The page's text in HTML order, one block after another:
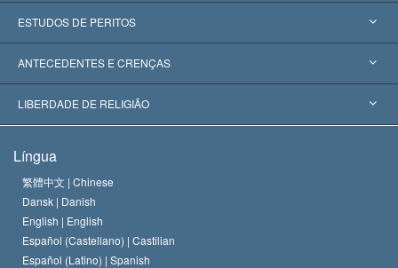
Estados Unidos
Reconhecimentos Mundiais
Decisões Históricas
ESTUDOS DE PERITOS
Apreciações por Categoria
Os Peritos Mais Proeminentes do Mundo
ANTECEDENTES E CRENÇAS
L. Ron Hubbard
O Credo da Igreja de Scientology
O Código de Um Scientologist
David Miscavige
LIBERDADE DE RELIGIÃO
Normas Internacionais de Direitos Humanos
Proclamação sobre Religião
Língua
繁體中文 | Chinese
Dansk | Danish
English | English
Español (Castellano) | Castilian
Español (Latino) | Spanish